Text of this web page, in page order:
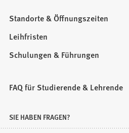
Standorte & Öffnungszeiten
Leihfristen
Schulungen & Führungen
FAQ für Studierende & Lehrende
SIE HABEN FRAGEN?